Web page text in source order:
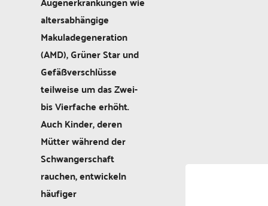
altersabhängige
Makuladegeneration
(AMD), Grüner Star und
Gefäßverschlüsse
teilweise um das Zwei-
bis Vierfache erhöht.
Auch Kinder, deren
Mütter während der
Schwangerschaft
rauchen, entwickeln
häufiger